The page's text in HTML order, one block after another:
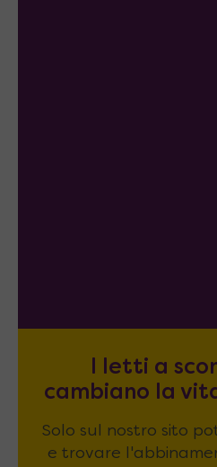
I letti a
cambiano la
Solo sul nostro sito
e trovare